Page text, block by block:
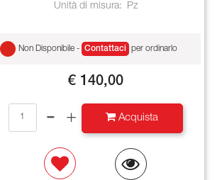
Unità di misura: Pz
Non Disponibile - Contattaci per ordinarlo
€ 140,00
Quantità
Acquista